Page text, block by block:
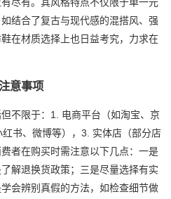
结合了复古与现代感的混搭风、强
在材质选择上也日益考究，力求在
意事项
不限于：1. 电商平台（如淘宝、京
书、微博等），3. 实体店（部分店
者在购买时需注意以下几点：一是
解退换货政策；三是尽量选择有实
会辨别真假的方法，如检查细节做